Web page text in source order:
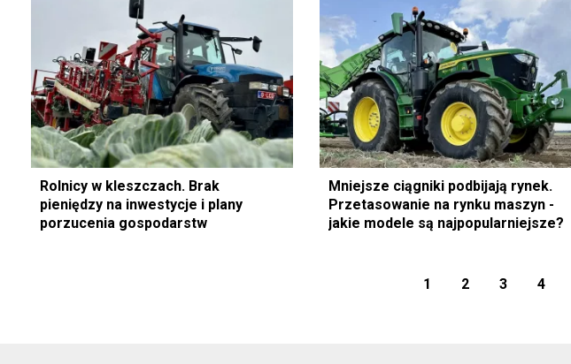
Rolnicy w kleszczach. Brak
pieniędzy na inwestycje i plany
porzucenia gospodarstw
Mniejsze ciągniki podbijają rynek.
Przetasowanie na rynku maszyn -
jakie modele są najpopularniejsze?
1 2 3 4